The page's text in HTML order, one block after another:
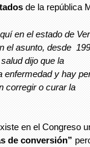
de la república
en el estado de
el asunto, desde
dijo que la
y hay
corregir o curar la
en el Congreso
de conversión”